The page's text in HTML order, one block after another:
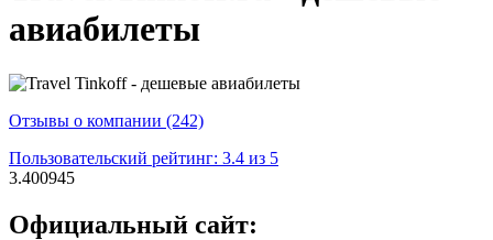
авиабилеты
Отзывы о компании (242)
Пользовательский рейтинг: 3.4 из 5
3.400945
Официальный сайт: